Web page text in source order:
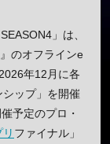
」は、
』のオフラインe
年12月に各
ップ」を開催
予定のプロ・
ファイナル」